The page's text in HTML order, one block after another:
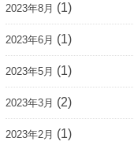
2023年8月 (1)
2023年6月 (1)
2023年5月 (1)
2023年3月 (2)
2023年2月 (1)